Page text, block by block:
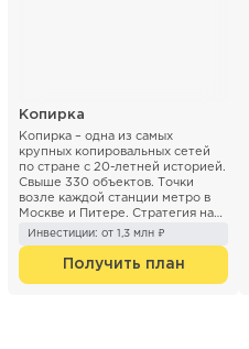
Копирка
Копирка – одна из самых
крупных копировальных сетей
по стране с 20-летней историей.
Свыше 330 объектов. Точки
возле каждой станции метро в
Москве и Питере. Стратегия на
ближайшие 3 года ...
Инвестиции: от 1,3 млн ₽
Получить план